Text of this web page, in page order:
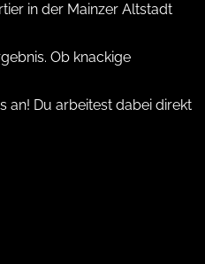
in der Mainzer Altstadt
Ob knackige
an! Du arbeitest dabei direkt